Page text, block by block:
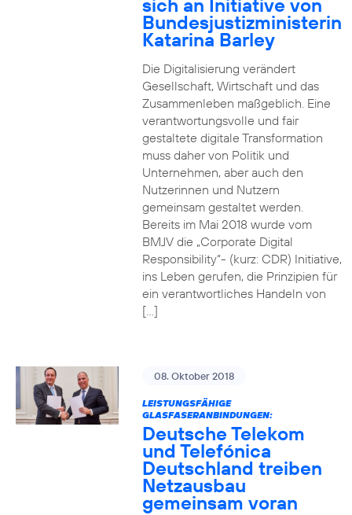
sich an Initiative von
Bundesjustizministerin
Katarina Barley
Die Digitalisierung verändert
Gesellschaft, Wirtschaft und das
Zusammenleben maßgeblich. Eine
verantwortungsvolle und fair
gestaltete digitale Transformation
muss daher von Politik und
Unternehmen, aber auch den
Nutzerinnen und Nutzern
gemeinsam gestaltet werden.
Bereits im Mai 2018 wurde vom
BMJV die „Corporate Digital
Responsibility“- (kurz: CDR) Initiative,
ins Leben gerufen, die Prinzipien für
ein verantwortliches Handeln von
[…]
08. Oktober 2018
LEISTUNGSFÄHIGE
GLASFASERANBINDUNGEN:
Deutsche Telekom
und Telefónica
Deutschland treiben
Netzausbau
gemeinsam voran